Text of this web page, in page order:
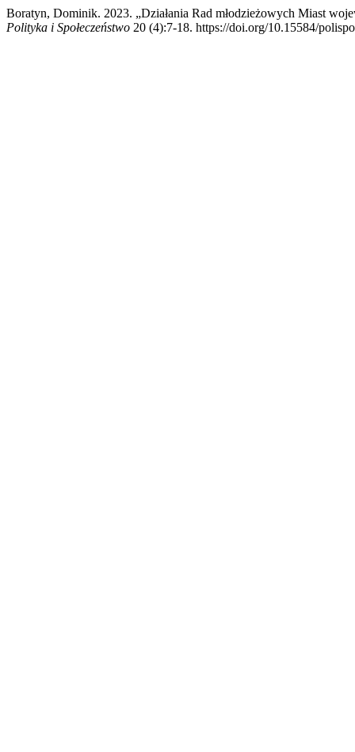
Boratyn, Dominik. 2023. „Działania Rad młodzieżowych Miast
Polityka i Społeczeństwo 20 (4):7-18. https://doi.org/10.15584/